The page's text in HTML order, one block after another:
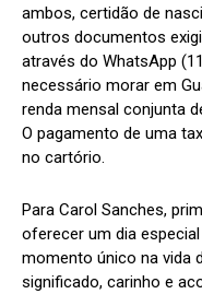
ambos, certidão de
outros documentos
através do WhatsApp
necessário morar em
renda mensal conjunta
O pagamento de uma
no cartório.
Para Carol Sanches,
oferecer um dia
momento único na vida
significado, carinho e